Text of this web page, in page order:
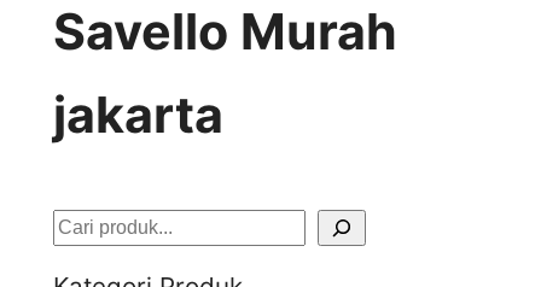
Savello Murah
jakarta
S